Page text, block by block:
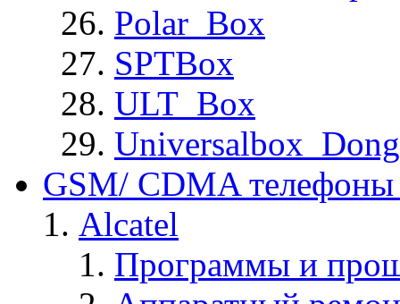
Polar_Box
SPTBox
ULT_Box
GSM/ CDMA
Alcatel
Программы и